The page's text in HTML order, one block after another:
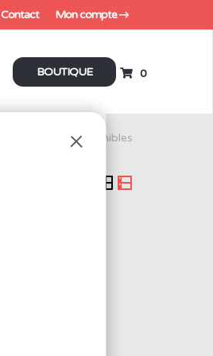
Contact Mon compte
BOUTIQUE 0
3 produits disponibles